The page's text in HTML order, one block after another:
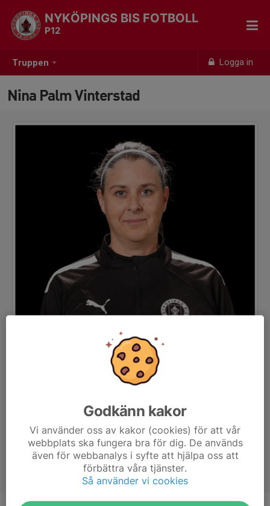
Truppen Logga in
NYKÖPINGS BIS FOTBOLL
P12
Nina Palm Vinterstad
Godkänn kakor
Vi använder oss av kakor (cookies) för att vår
webbplats ska fungera bra för dig. De används
även för webbanalys i syfte att hjälpa oss att
förbättra våra tjänster.
Så använder vi cookies